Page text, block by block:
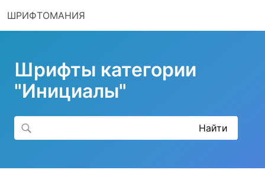
ШРИФТОМАНИЯ
Шрифты категории
"Инициалы"